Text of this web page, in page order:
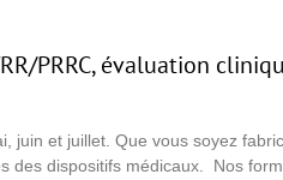
PRRC, évaluation
juin et juillet. Que vous soyez
des dispositifs médicaux. Nos